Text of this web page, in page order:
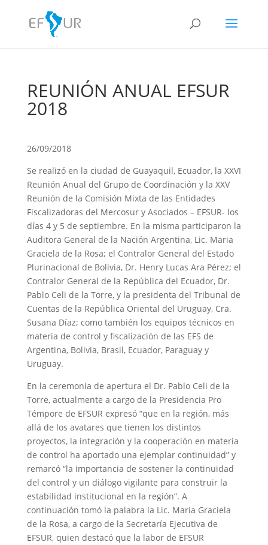
REUNIÓN ANUAL EFSUR
2018
26/09/2018
Se realizó en la ciudad de Guayaquil, Ecuador, la XXVI
Reunión Anual del Grupo de Coordinación y la XXV
Reunión de la Comisión Mixta de las Entidades
Fiscalizadoras del Mercosur y Asociados – EFSUR- los
días 4 y 5 de septiembre. En la misma participaron la
Auditora General de la Nación Argentina, Lic. Maria
Graciela de la Rosa; el Contralor General del Estado
Plurinacional de Bolivia, Dr. Henry Lucas Ara Pérez; el
Contralor General de la República del Ecuador, Dr.
Pablo Celi de la Torre, y la presidenta del Tribunal de
Cuentas de la República Oriental del Uruguay, Cra.
Susana Díaz; como también los equipos técnicos en
materia de control y fiscalización de las EFS de
Argentina, Bolivia, Brasil, Ecuador, Paraguay y
Uruguay.
En la ceremonia de apertura el Dr. Pablo Celi de la
Torre, actualmente a cargo de la Presidencia Pro
Témpore de EFSUR expresó “que en la región, más
allá de los avatares que tienen los distintos
proyectos, la integración y la cooperación en materia
de control ha aportado una ejemplar continuidad” y
remarcó “la importancia de sostener la continuidad
del control y un diálogo vigilante para construir la
estabilidad institucional en la región”. A
continuación tomó la palabra la Lic. Maria Graciela
de la Rosa, a cargo de la Secretaría Ejecutiva de
EFSUR, quien destacó que la labor de EFSUR